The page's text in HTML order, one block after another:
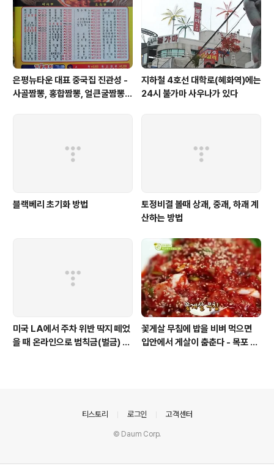
은평뉴타운 대표 중국집 진관성 -
사골짬뽕, 홍합짬뽕, 얼큰굴짬뽕은
지하철 4호선 대학로(혜화역)에는
24시 불가마 사우나가 있다
블랙베리 초기화 방법
토정비결 볼때 상괘, 중괘, 하괘 계
산하는 방법
미국 LA에서 주차 위반 딱지 떼었
을 때 온라인으로 범칙금(벌금) 내
꽃게살 무침에 밥을 비벼 먹으면
입안에서 게살이 춤춘다 - 목포 가
티스토리 로그인 고객센터
© Daum Corp.